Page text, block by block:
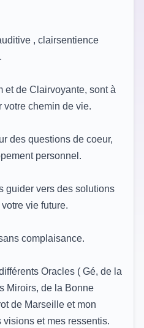
, clairsentience
et de Clairvoyante, sont à
votre chemin de vie.
des questions de coeur,
personnel.
guider vers des solutions
vie future.
complaisance.
Oracles ( Gé, de la
Miroirs, de la Bonne
de Marseille et mon
et mes ressentis.